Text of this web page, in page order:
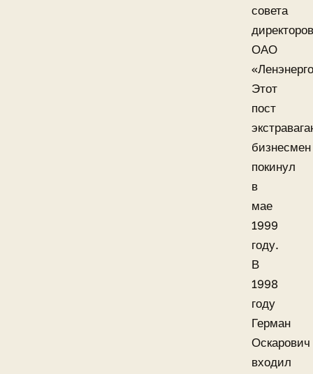
совета
директоров
ОАО
Этот
пост
бизнесмен
покинул
в
мае
1999
году.
В
1998
году
Герман
Оскарович
входил